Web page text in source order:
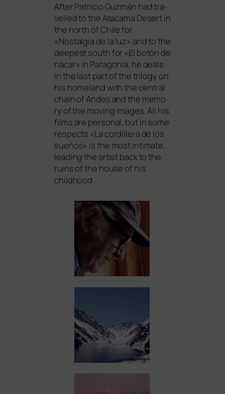
After Patricio Guzmán had tra­
vel­led to the Atacama Desert in
the north of Chile for
«Nostalgia de la luz» and to the
deepest south for «El botón de
nácar» in Patagonia, he deals
in the last part of the tri­lo­gy on
his home­land with the cen­tral
chain of Andes and the memo­
ry of the moving images. All his
films are per­so­nal, but in some
respects «La cor­dil­lera de los
sue­ños» is the most inti­ma­te,
lea­ding the artist back to the
ruins of the house of his
childhood.